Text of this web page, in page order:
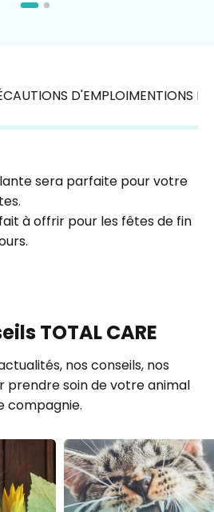
D'EMPLOIMENTIONS
sera parfaite pour votre
à offrir pour les fêtes de fin
TOTAL CARE
nos conseils, nos
prendre soin de votre animal
compagnie.